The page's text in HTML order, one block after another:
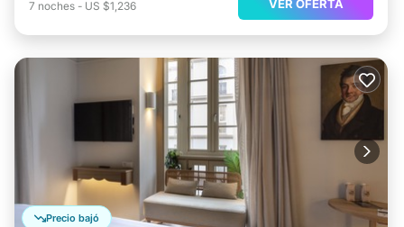
7 noches - US $1,236 VER OFERTA
Precio bajó